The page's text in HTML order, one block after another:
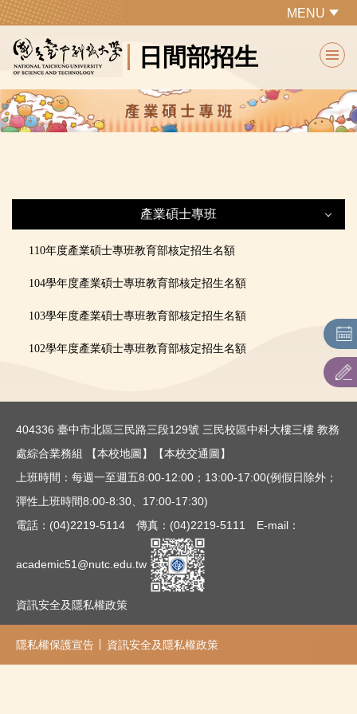
跳
主
要
內
容
區
日間部招生
MENU
產業碩士專班
產業碩士專班
招生簡章
網路作業系統
表件下載
110年度產業碩士專班教育部核定招生名額
104學年度產業碩士專班教育部核定招生名額
103學年度產業碩士專班教育部核定招生名額
102學年度產業碩士專班教育部核定招生名額
404336 臺中市北區三民路三段129號 三民校區中科大樓三樓 教務
處綜合業務組
【本校地圖】
【本校交通圖】
上班時間：每週一至週五8:00-12:00；13:00-17:00(例假日除外；
彈性上班時間8:00-8:30、17:00-17:30)
電話：(04)2219-5114 傳真：(04)2219-5111 E-mail：
academic51@nutc.edu.tw
資訊安全及隱私權政策
隱私權保護宣告 資訊安全及隱私權政策